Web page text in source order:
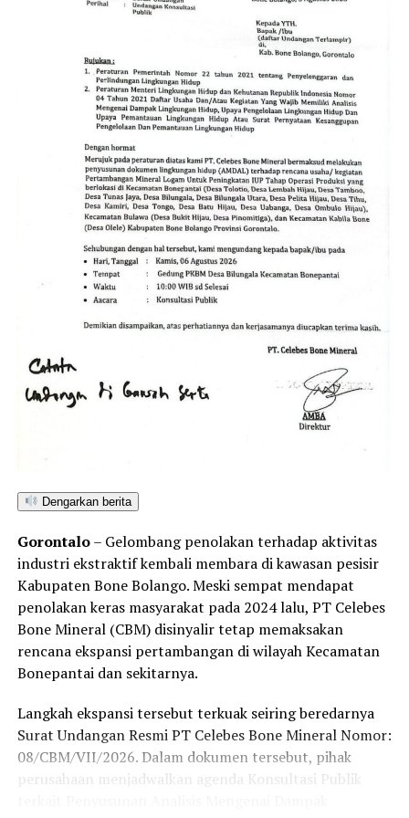
operasional di dalam kawasan disengaja tertutup dari
jangkauan dan pengawasan pihak luar.
Fenomena ini menyisakan persoalan serius bagi aparat
penegak hukum (APH). Publik mempertanyakan alasan
di balik melenggangnya aktivitas PETI di Jahiya–Hulawa.
Muncul dugaan apakah lokasi tersebut memang belum
terjangkau operasi, atau terdapat faktor lain yang
membuat kegiatan ilegal itu seolah kebal hukum.
Kondisi ini menjadi tantangan besar bagi kepolisian
untuk membongkar aktor intelektual maupun pihak-
pihak di balik layar, termasuk menelisik potensi adanya
oknum yang memberikan perlindungan (
praktik penambangan liar tersebut.
Selain melanggar regulasi perundang-undangan,
aktivitas PETI secara masif dampaknya langsung
mengancam kelestarian lingkungan, memicu
sedimentasi sungai, serta meningkatkan risiko bencana
Penegakan hukum yang adil, transparan, dan tanpa
pandang bulu menjadi kunci utama untuk menepis
anggapan publik mengenai adanya tebang pilih dalam
penindakan tambang ilegal di Kabupaten Pohuwato.
Hingga berita ini diterbitkan, redaksi Barakati.id telah
berupaya melayangkan konfirmasi kepada pihak yang
diduga bertanggung jawab atas aktivitas tersebut,
namun belum mendapatkan tanggapan. Sesuai kode etik
jurnalistik, ruang klarifikasi dan hak jawab tetap terbuka
untuk memelihara keberimbangan berita.
Dengarkan berita
Gorontalo– Gelombang penolakan terhadap aktivitas
industri ekstraktif kembali membara di kawasan pesisir
Kabupaten Bone Bolango. Meski sempat mendapat
penolakan keras masyarakat pada 2024 lalu, PT Celebes
Bone Mineral (CBM) disinyalir tetap memaksakan
rencana ekspansi pertambangan di wilayah Kecamatan
Bonepantai dan sekitarnya.
Langkah ekspansi tersebut terkuak seiring beredarnya
Surat Undangan Resmi PT Celebes Bone Mineral Nomor:
08/CBM/VII/2026. Dalam dokumen tersebut, pihak
perusahaan menjadwalkan agenda Konsultasi Publik